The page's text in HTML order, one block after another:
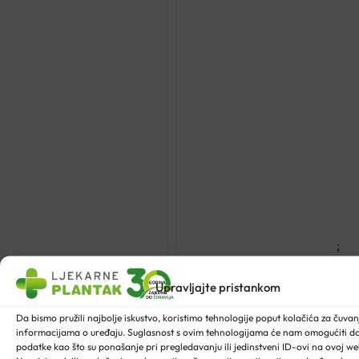
Upravljajte pristankom
Da bismo pružili najbolje iskustvo, koristimo tehnologije poput kolačića za
informacijama o uređaju. Suglasnost s ovim tehnologijama će nam omogućiti
podatke kao što su ponašanje pri pregledavanju ili jedinstveni ID-ovi na ovoj